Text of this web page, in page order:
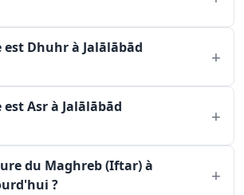
Dhuhr à Jalālābād
Asr à Jalālābād
du Maghreb (Iftar) à
?